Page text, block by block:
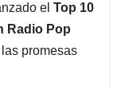
el Top 10
Radio Pop
promesas